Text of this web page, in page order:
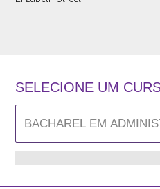
SELECIONE UM